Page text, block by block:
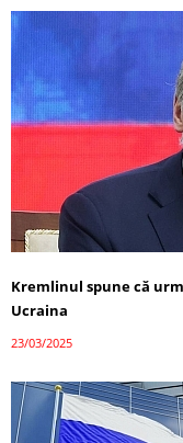
Kremlinul spune că
Ucraina
23/03/2025